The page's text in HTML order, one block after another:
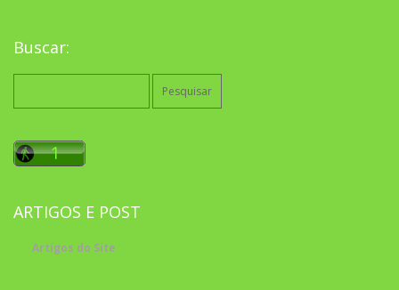
Buscar:
ARTIGOS E POST
Artigos do Site